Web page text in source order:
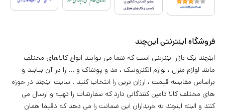
فروشگاه اینترنتی این‌چند
اینچند یک بازار اینترنتی است که شما می توانید انواع کالاهای مختلف
مانند لوازم منزل ، لوازم الکترونیک ، مد و پوشاک و ... را در آن بیابید و
براساس مقایسه قیمت ، ارزان ترین را انتخاب کنید . سایت اینچند در حوزه
های مختلف کالا تامین کنندگانی دارد که سفارشات را تهیه و ارسال می
کنند و البته اینچند به خریداران این ضمانت را می دهد که دقیقا همان